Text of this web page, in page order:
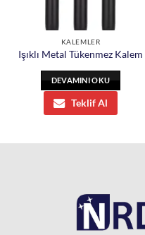
KALEMLER
Işıklı Metal Tükenmez Kalem
DEVAMINI OKU
Teklif Al